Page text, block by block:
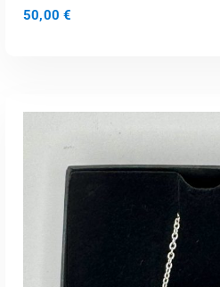
Loe
50,00 €